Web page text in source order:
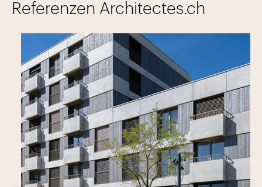
Referenzen Architectes.ch